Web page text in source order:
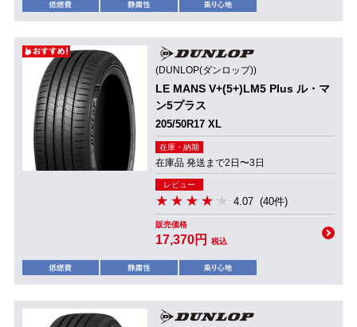
(DUNLOP(ダンロップ))
LE MANS V+(5+)LM5 Plus ル・マ
ン5プラス
205/50R17 XL
在庫・納期
在庫品 発送まで2日〜3日
レビュー
4.07 (40件)
販売価格
17,370円 税込